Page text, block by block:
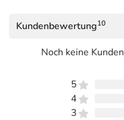
Kundenbewertung10
Noch keine
5
4
3